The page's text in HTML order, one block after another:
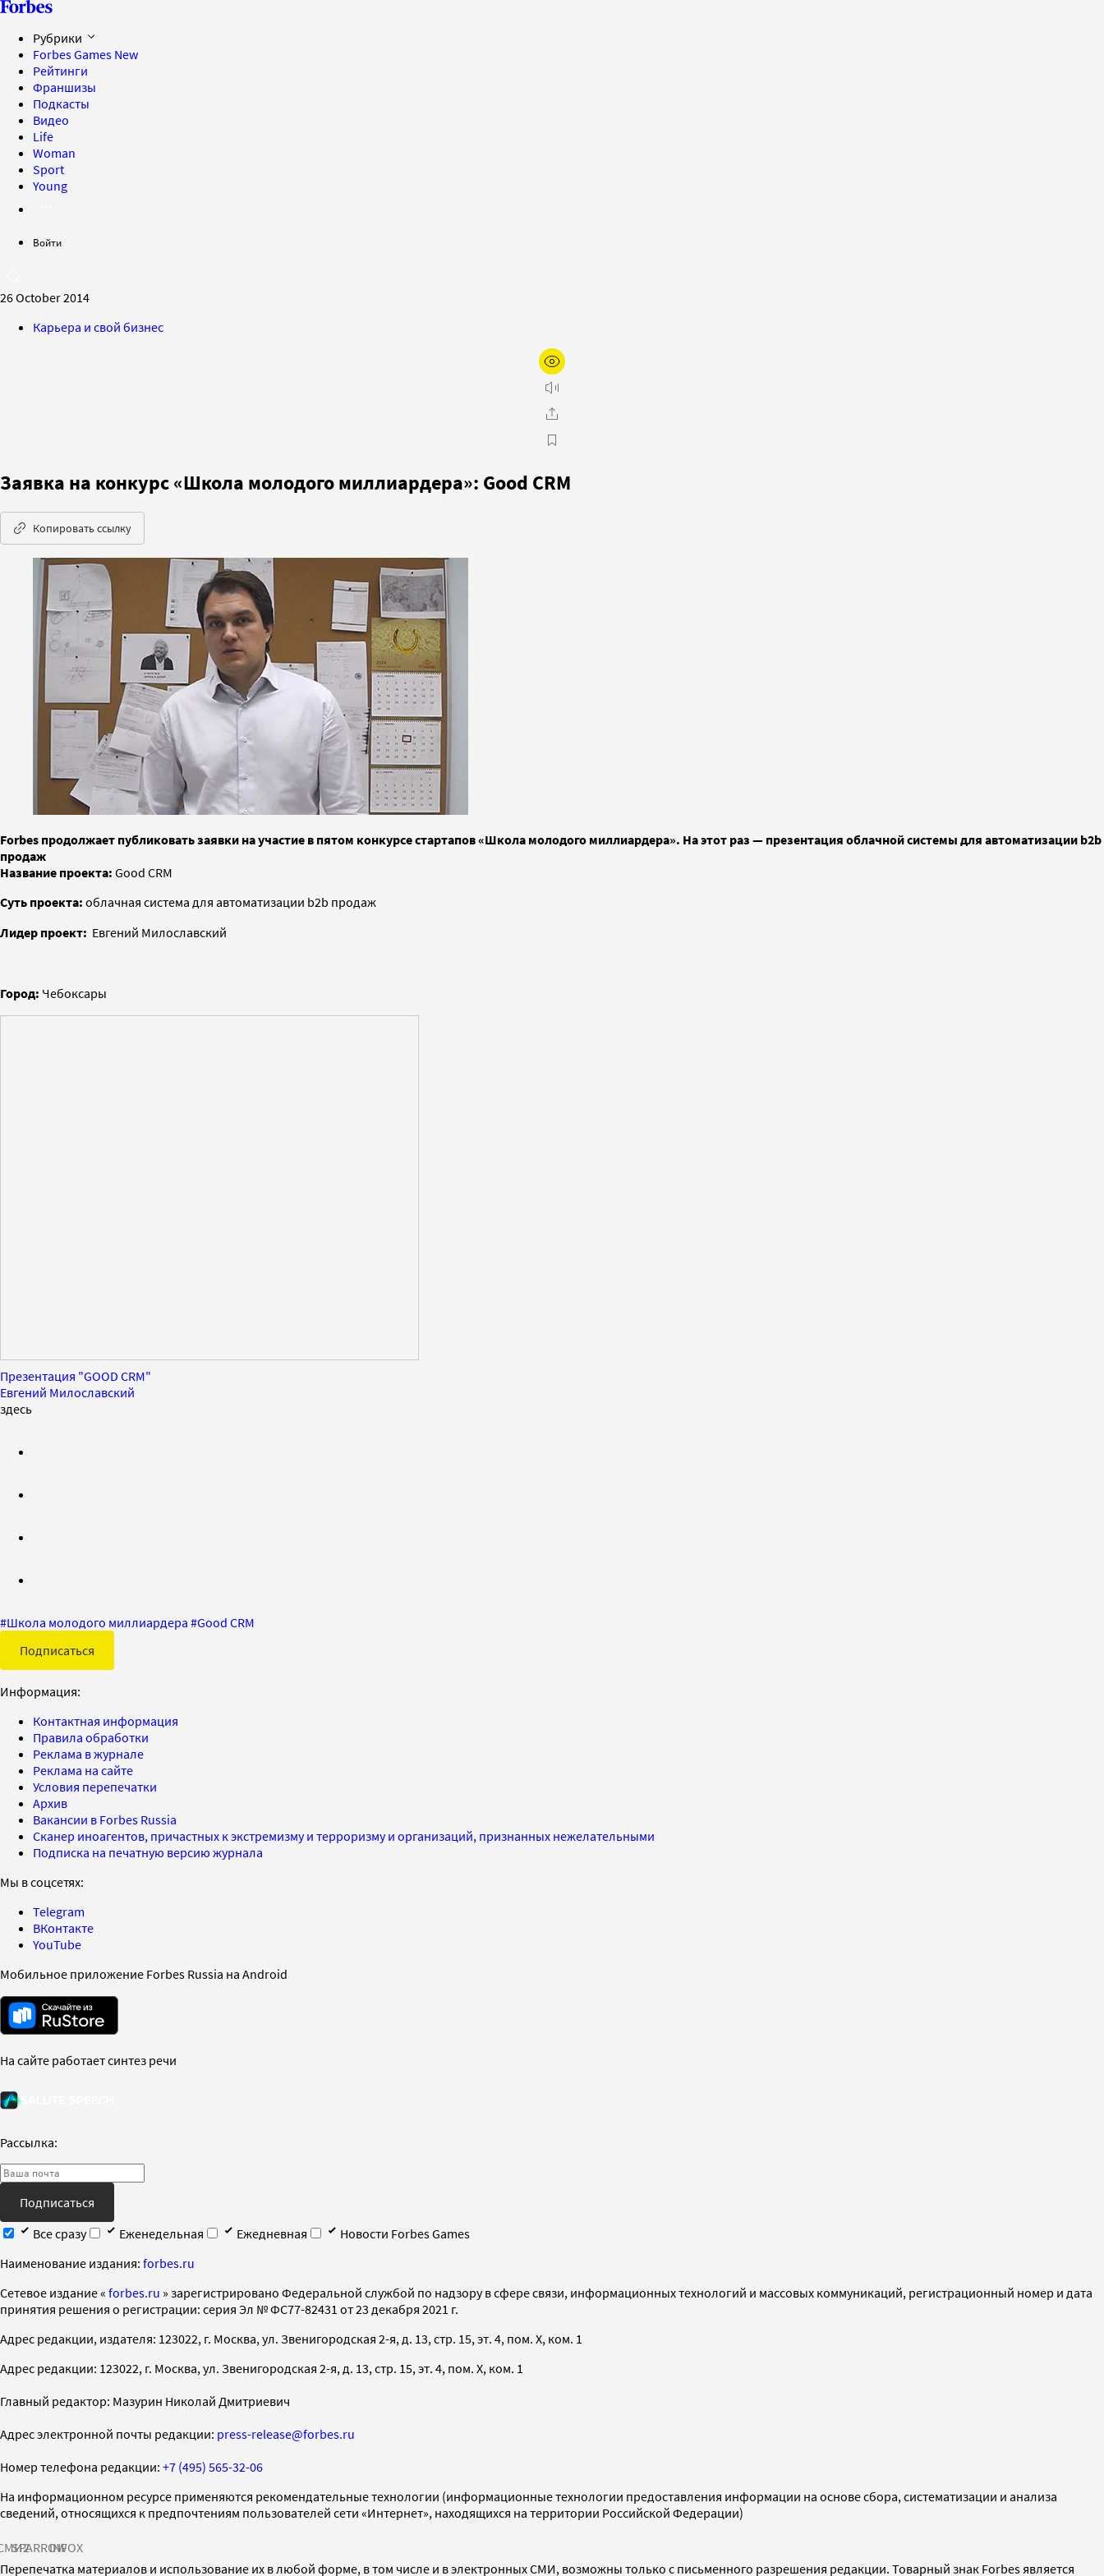
Рубрики
Forbes Games New
Рейтинги
Франшизы
Подкасты
Видео
Life
Woman
Sport
Young
Войти
26 October 2014
Карьера и свой бизнес
Заявка на конкурс «Школа молодого миллиардера»: Good CRM
Копировать ссылку
Forbes продолжает публиковать заявки на участие в пятом конкурсе стартапов «Школа молодого миллиардера». На этот раз — презентация облачной системы для автоматизации b2b
продаж
Название проекта: Good CRM
Суть проекта: облачная система для автоматизации b2b продаж
Лидер проект: Евгений Милославский
Город: Чебоксары
Презентация "GOOD CRM"
Евгений Милославский
здесь
#Школа молодого миллиардера #Good CRM
Подписаться
Информация:
Контактная информация
Правила обработки
Реклама в журнале
Реклама на сайте
Условия перепечатки
Архив
Вакансии в Forbes Russia
Сканер иноагентов, причастных к экстремизму и терроризму и организаций, признанных нежелательными
Подписка на печатную версию журнала
Мы в соцсетях:
Telegram
ВКонтакте
YouTube
Мобильное приложение Forbes Russia на Android
На сайте работает синтез речи
Рассылка:
Подписаться
Все сразу
Еженедельная Ежедневная
Новости Forbes Games
Наименование издания: forbes.ru
Cетевое издание « forbes.ru » зарегистрировано Федеральной службой по надзору в сфере связи, информационных технологий и массовых коммуникаций, регистрационный номер и дата
принятия решения о регистрации: серия Эл № ФС77-82431 от 23 декабря 2021 г.
Адрес редакции, издателя: 123022, г. Москва, ул. Звенигородская 2-я, д. 13, стр. 15, эт. 4, пом. X, ком. 1
Адрес редакции: 123022, г. Москва, ул. Звенигородская 2-я, д. 13, стр. 15, эт. 4, пом. X, ком. 1
Главный редактор: Мазурин Николай Дмитриевич
Адрес электронной почты редакции: press-release@forbes.ru
Номер телефона редакции: +7 (495) 565-32-06
На информационном ресурсе применяются рекомендательные технологии (информационные технологии предоставления информации на основе сбора, систематизации и анализа
сведений, относящихся к предпочтениям пользователей сети «Интернет», находящихся на территории Российской Федерации)
SPARROWINFOX
Перепечатка материалов и использование их в любой форме, в том числе и в электронных СМИ, возможны только с письменного разрешения редакции. Товарный знак Forbes является